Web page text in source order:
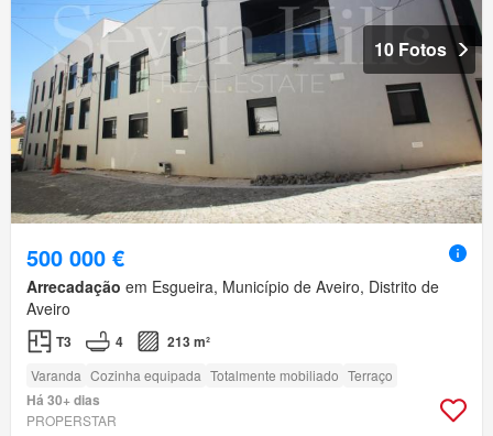
10 Fotos
500 000 €
Arrecadação em Esgueira, Município de Aveiro, Distrito de
Aveiro
T3 4 213 m²
Varanda Cozinha equipada Totalmente mobiliado Terraço
Há 30+ dias
PROPERSTAR